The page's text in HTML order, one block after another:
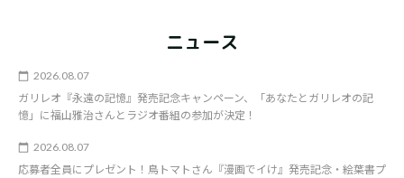
ニュース
2026.08.07
ガリレオ『永遠の記憶』発売記念キャンペーン、「あなたとガリレオの記
憶」に福山雅治さんとラジオ番組の参加が決定！
2026.08.07
応募者全員にプレゼント！鳥トマトさん『漫画でイけ』発売記念・絵葉書プ